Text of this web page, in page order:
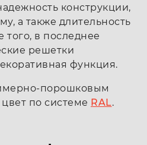
конструкции,
а также длительность
того, в последнее
решетки
функция.
порошковым
по системе RAL.